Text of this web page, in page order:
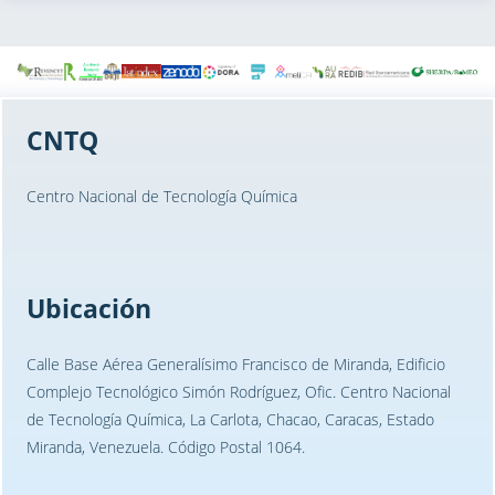
CNTQ
Centro Nacional de Tecnología Química
Ubicación
Calle Base Aérea Generalísimo Francisco de Miranda, Edificio
Complejo Tecnológico Simón Rodríguez, Ofic. Centro Nacional
de Tecnología Química, La Carlota, Chacao, Caracas, Estado
Miranda, Venezuela. Código Postal 1064.